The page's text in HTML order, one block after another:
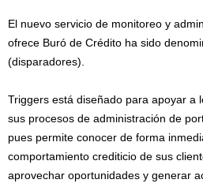
El nuevo servicio de monitoreo y
ofrece Buró de Crédito ha sido
(disparadores).
Triggers está diseñado para apoyar a
sus procesos de administración de
pues permite conocer de forma
comportamiento crediticio de sus
aprovechar oportunidades y generar